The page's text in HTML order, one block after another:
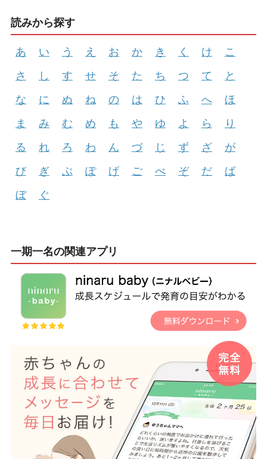
読みから探す
あ い う え お か き く け
こ
さ
し す せ そ た ち つ て
と
な
に ぬ ね の は ひ ふ へ
ほ
ま
み む め も や ゆ よ ら
り
る
れ ろ わ ん づ じ ず ざ
が
び
ぎ ぶ ぽ げ ご べ ぞ だ
ば
ぼ
ぐ
一期一名の関連アプリ